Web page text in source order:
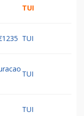
TUI
TUI
TUI
TUI